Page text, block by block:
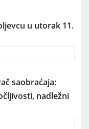
u utorak 11.
saobraćaja:
nadležni